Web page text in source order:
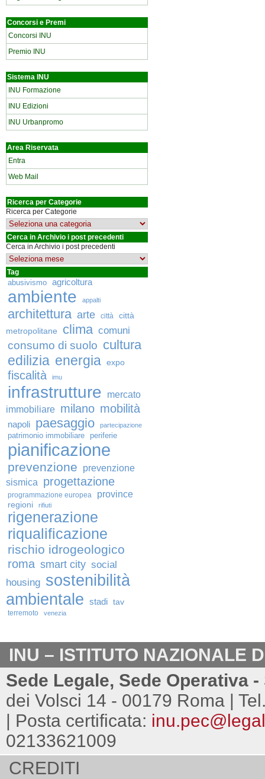
Concorsi e Premi
Concorsi INU
Premio INU
Sistema INU
INU Formazione
INU Edizioni
INU Urbanpromo
Area Riservata
Entra
Web Mail
Ricerca per Categorie
Ricerca per Categorie
Cerca in Archivio i post precedenti
Cerca in Archivio i post precedenti
Tag
abusivismo agricoltura
ambiente appalti
architettura arte città
città
metropolitane
clima comuni
consumo di suolo cultura
edilizia energia expo
fiscalità imu
infrastrutture
mercato
immobiliare milano mobilità
napoli paesaggio partecipazione
patrimonio immobiliare periferie
pianificazione
prevenzione
prevenzione
sismica
progettazione
programmazione europea province
regioni rifiuti
rigenerazione
riqualificazione
rischio idrogeologico
roma smart city social
housing sostenibilità
ambientale stadi tav
terremoto venezia
INU – ISTITUTO NAZIONALE
Sede Legale, Sede Operativa
dei Volsci 14 - 00179 Roma |
| Posta certificata:
02133621009
CREDITI